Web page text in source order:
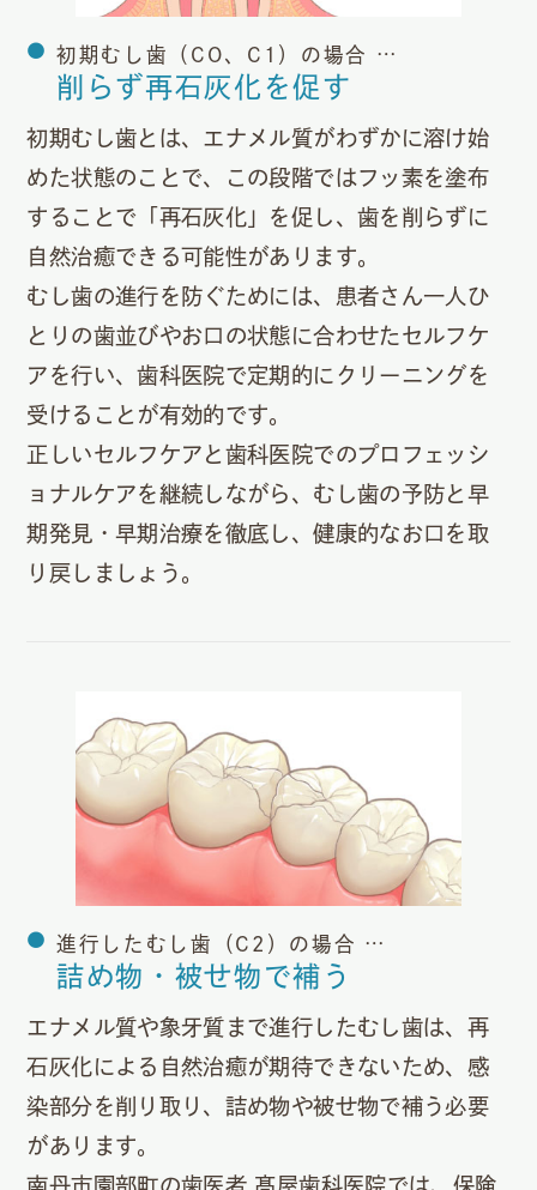
初期むし歯（CO、C1）の場合 …
削らず再石灰化を促す
初期むし歯とは、エナメル質がわずかに溶け始
めた状態のことで、この段階ではフッ素を塗布
することで「再石灰化」を促し、歯を削らずに
自然治癒できる可能性があります。
むし歯の進行を防ぐためには、患者さん一人ひ
とりの歯並びやお口の状態に合わせたセルフケ
アを行い、歯科医院で定期的にクリーニングを
受けることが有効的です。
正しいセルフケアと歯科医院でのプロフェッシ
ョナルケアを継続しながら、むし歯の予防と早
期発見・早期治療を徹底し、健康的なお口を取
り戻しましょう。
進行したむし歯（C2）の場合 …
詰め物・被せ物で補う
エナメル質や象牙質まで進行したむし歯は、再
石灰化による自然治癒が期待できないため、感
染部分を削り取り、詰め物や被せ物で補う必要
があります。
南丹市園部町の歯医者 髙屋歯科医院では、保険